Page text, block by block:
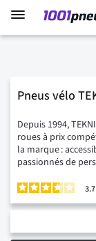
Pneus vélo
Depuis 1994,
roues à prix
la marque :
passionnés de
3.7